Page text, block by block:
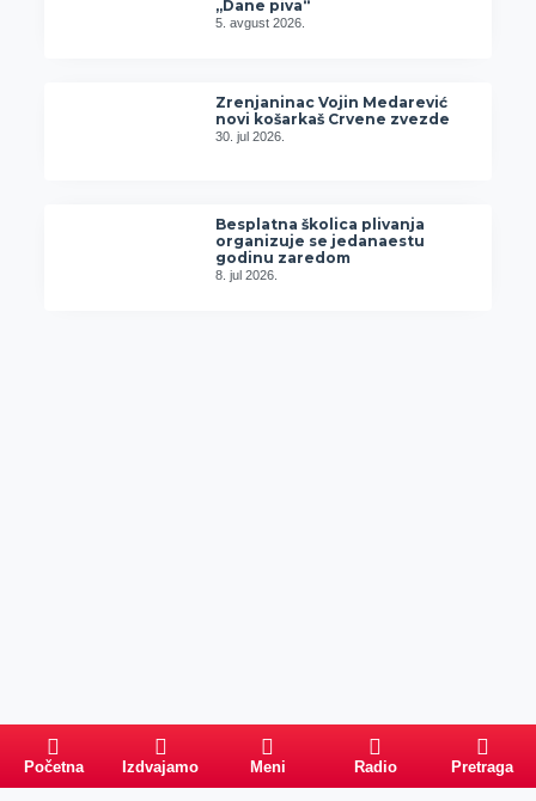
„Dane piva“
5. avgust 2026.
Zrenjaninac Vojin Medarević
novi košarkaš Crvene zvezde
30. jul 2026.
Besplatna školica plivanja
organizuje se jedanaestu
godinu zaredom
8. jul 2026.
Početna Izdvajamo Meni Radio Pretraga